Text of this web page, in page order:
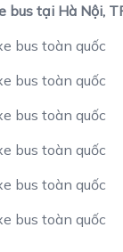
bus tại Hà Nội,